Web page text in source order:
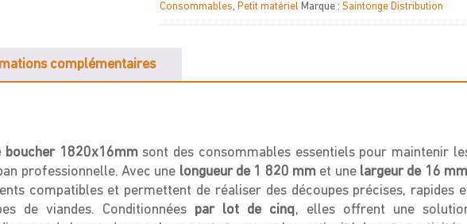
Consommables, Petit matériel Marque : Saintonge Distribution
complémentaires
boucher 1820x16mmsont des consommables essentiels pour maintenir
professionnelle. Avec une longueur de 1 820 mm et une largeur de 16 mm
compatibles et permettent de réaliser des découpes précises, rapides
de viandes. Conditionnées par lot de cinq, elles offrent une